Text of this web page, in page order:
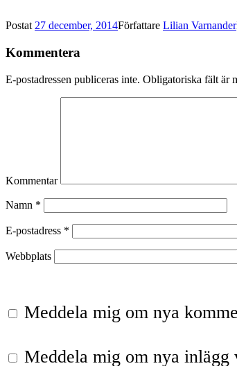
Postat27 december, 2014Författare Lilian Varnander
Kommentera
E-postadressen publiceras inte. Obligatoriska fält är
Kommentar
Namn *
E-postadress *
Webbplats
Meddela mig om nya
Meddela mig om nya inlägg